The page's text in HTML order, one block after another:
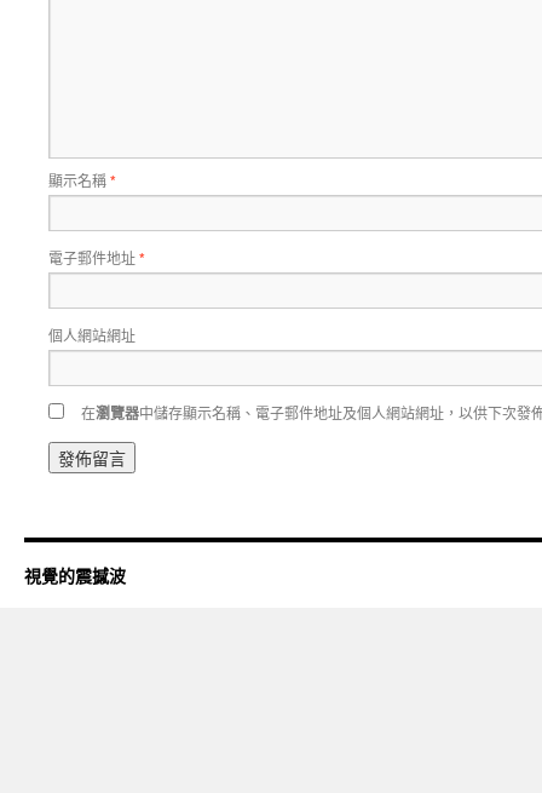
顯示名稱*
電子郵件地址*
個人網站網址
在瀏覽器中儲存顯示名稱、電子郵件地址及個人網站網址，以供下次發
視覺的震撼波